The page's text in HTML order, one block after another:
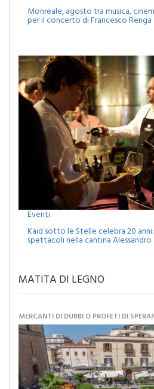
per il concerto di Francesco Renga
Kaid sotto le Stelle celebra 20 anni:
spettacoli nella cantina Alessandro